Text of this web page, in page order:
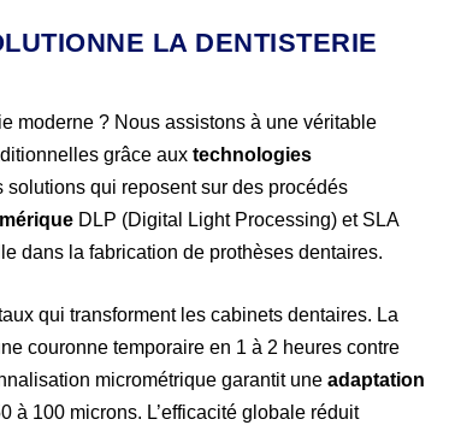
LA DENTISTERIE
moderne ? Nous assistons à une véritable
grâce auxtechnologies
qui reposent sur des procédés
DLP (Digital Light Processing) et SLA
dans la fabrication de prothèses dentaires.
qui transforment les cabinets dentaires. La
couronne temporaire en 1 à 2 heures contre
micrométrique garantit uneadaptation
à 100 microns. L’efficacité globale réduit